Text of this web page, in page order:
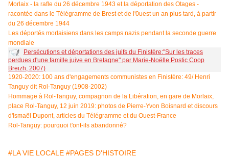
Morlaix - la rafle du 26 décembre 1943 et la déportation des Otages -
racontée dans le Télégramme de Brest et de l'0uest un an plus tard, à partir
du 26 décembre 1944
Les déportés morlaisiens dans les camps nazis pendant la seconde guerre
mondiale
Persécutions et déportations des juifs du Finistère:"Sur les traces
perdues d'une famille juive en Bretagne" par Marie-Noëlle Postic Coop
Breizh, 2007)
1920-2020: 100 ans d'engagements communistes en Finistère: 49/ Henri
Tanguy dit Rol-Tanguy (1908-2002)
Hommage à Rol-Tanguy, compagnon de la Libération, en gare de Morlaix,
place Rol-Tanguy, 12 juin 2019: photos de Pierre-Yvon Boisnard et discours
d'Ismaël Dupont, articles du Télégramme et du Ouest-France
Rol-Tanguy: pourquoi t'ont-ils abandonné?
#LA VIE LOCALE #PAGES D'HISTOIRE